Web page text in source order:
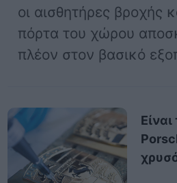
οι αισθητήρες βροχής
πόρτα του χώρου
πλέον στον βασικό